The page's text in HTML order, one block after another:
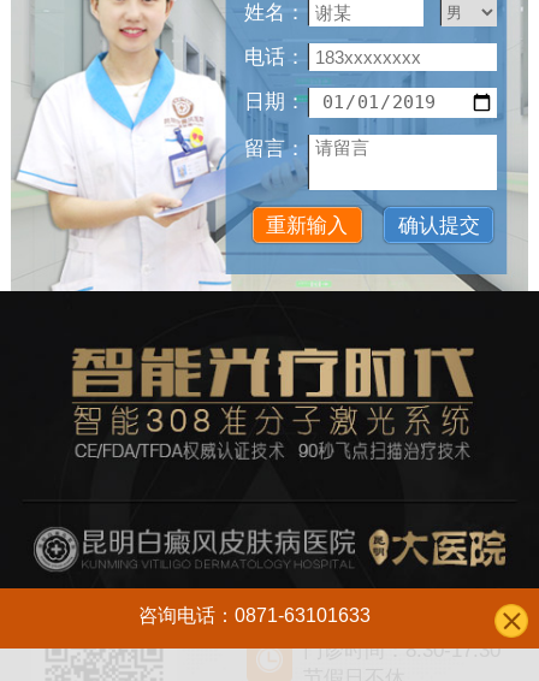
姓名：
电话：
日期：
留言：
门诊时间：8:30-17:30
咨询电话：0871-63101633